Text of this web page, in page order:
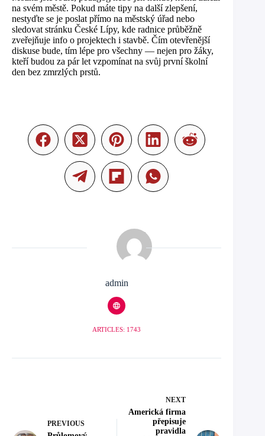
na svém městě. Pokud máte tipy na další zlepšení,
nestyďte se je poslat přímo na městský úřad nebo
sledovat stránku České Lípy, kde radnice průběžně
zveřejňuje info o projektech i stavbě. Čím otevřenější
diskuse bude, tím lépe pro všechny — nejen pro žáky,
kteří budou za pár let vzpomínat na svůj první školní
den bez zmrzlých prstů.
admin
ARTICLES: 1743
PREVIOUS
NEXT
Americká firma
přepisuje
pravidla